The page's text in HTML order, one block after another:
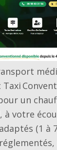
Taxi
un
à votre
(1 à